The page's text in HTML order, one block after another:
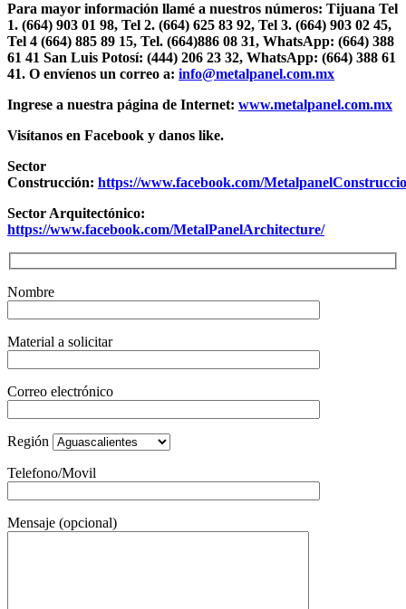
Para mayor información llamé a nuestros números: Tijuana Tel
1. (664) 903 01 98, Tel 2. (664) 625 83 92, Tel 3. (664) 903 02 45,
Tel 4 (664) 885 89 15, Tel. (664)886 08 31, WhatsApp: (664) 388
61 41 San Luis Potosí: (444) 206 23 32, WhatsApp: (664) 388 61
41. O envíenos un correo a: info@metalpanel.com.mx
Ingrese a nuestra página de Internet: www.metalpanel.com.mx
Visítanos en Facebook y danos like.
Sector
Construcción: https://www.facebook.com/
Sector Arquitectónico:
https://www.facebook.com/MetalPanelArchitecture/
Nombre
Material a solicitar
Correo electrónico
Región
Telefono/Movil
Mensaje (opcional)